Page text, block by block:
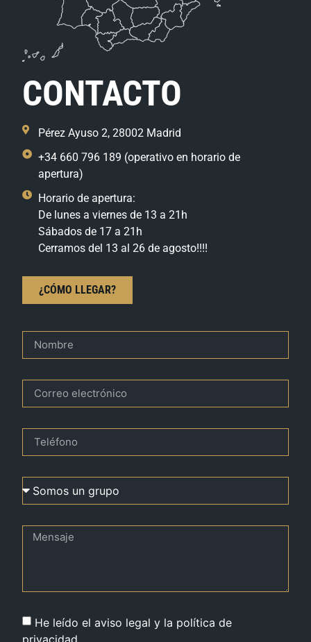
CONTACTO
Pérez Ayuso 2, 28002 Madrid
+34 660 796 189 (operativo en horario de
apertura)
Horario de apertura:
De lunes a viernes de 13 a 21h
Sábados de 17 a 21h
Cerramos del 13 al 26 de agosto!!!!
¿CÓMO LLEGAR?
He leído el aviso legal y la política de
privacidad